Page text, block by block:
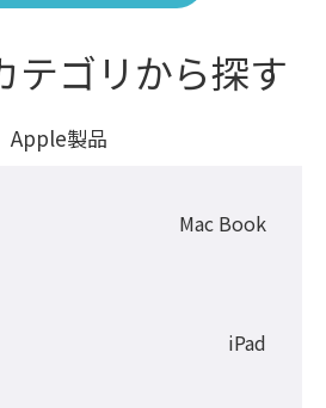
テゴリから探す
Apple製品
Mac Book
iPad